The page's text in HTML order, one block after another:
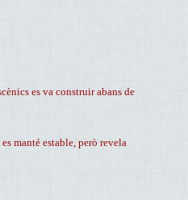
es va construir abans de
manté estable, però revela